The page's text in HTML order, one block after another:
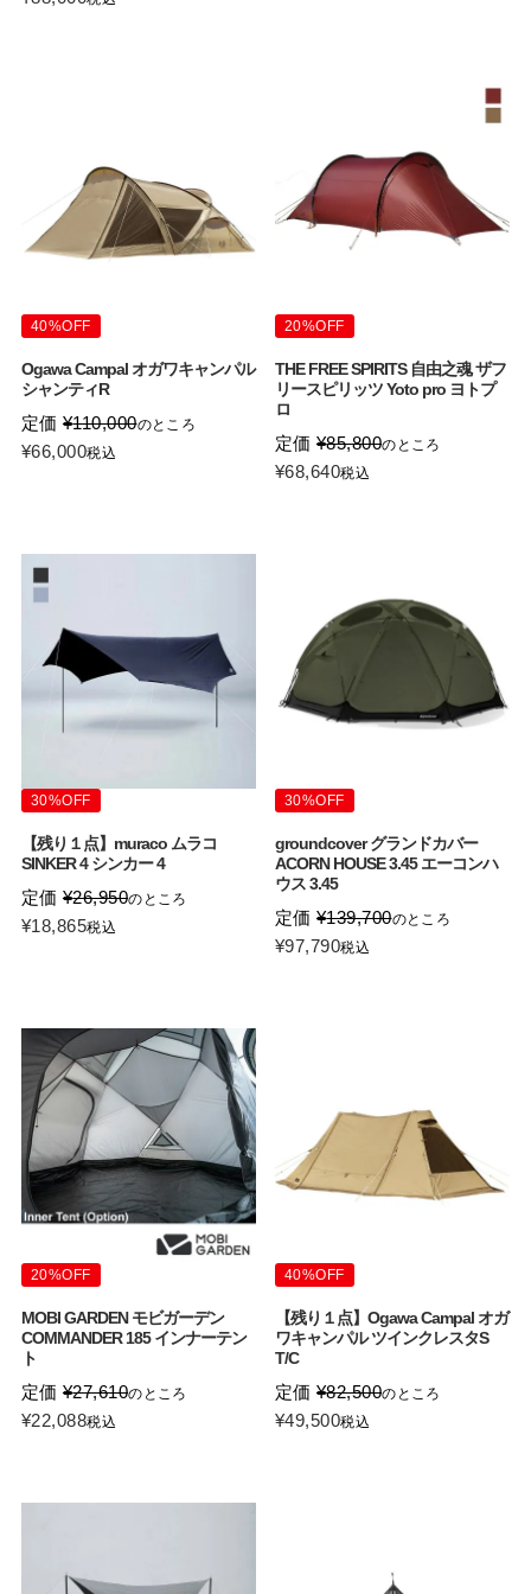
40%OFF
Ogawa Campal オガワキャンパル
シャンティR
定価 ¥110,000のところ
¥66,000税込
20%OFF
THE FREE SPIRITS 自由之魂 ザフ
リースピリッツ Yoto pro ヨトプ
ロ
定価 ¥85,800のところ
¥68,640税込
30%OFF
【残り１点】muraco ムラコ
SINKER 4 シンカー 4
定価 ¥26,950のところ
¥18,865税込
30%OFF
groundcover グランドカバー
ACORN HOUSE 3.45 エーコンハ
ウス 3.45
定価 ¥139,700のところ
¥97,790税込
20%OFF
MOBI GARDEN モビガーデン
COMMANDER 185 インナーテン
ト
定価 ¥27,610のところ
¥22,088税込
40%OFF
【残り１点】Ogawa Campal オガ
ワキャンパル ツインクレスタS
T/C
定価 ¥82,500のところ
¥49,500税込